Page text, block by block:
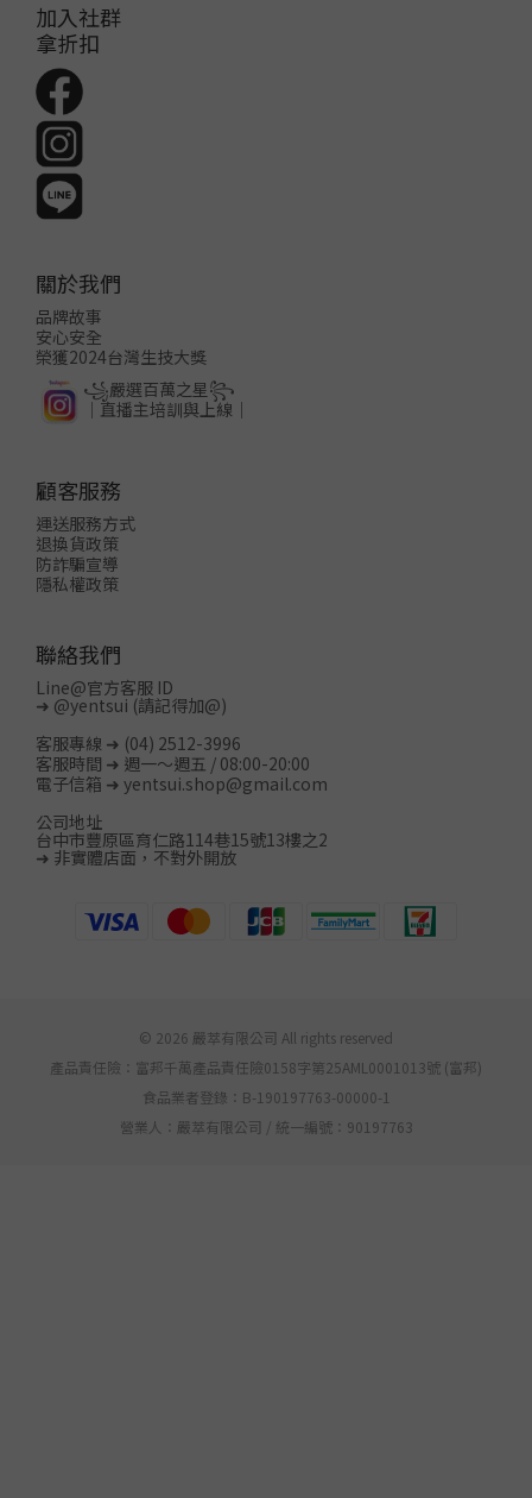
加入社群
拿折扣
關於我們
品牌故事
安心安全
榮獲2024台灣生技大獎
꧁嚴選百萬之星꧂
│直播主培訓與上線│
顧客服務
運送服務方式
退換貨政策
防詐騙宣導
隱私權政策
聯絡我們
Line@官方客服 ID
➜ @yentsui (請記得加@)
客服專線 ➜ (04) 2512-3996
客服時間 ➜ 週一～週五 / 08:00-20:00
電子信箱 ➜ yentsui.shop@gmail.com
公司地址
台中市豐原區育仁路114巷15號13樓之2
➜ 非實體店面，不對外開放
© 2026 嚴萃有限公司 All rights reserved
產品責任險：富邦千萬產品責任險0158字第25AML0001013號 (富邦)
食品業者登錄：B-190197763-00000-1
營業人：嚴萃有限公司 / 統一編號：90197763